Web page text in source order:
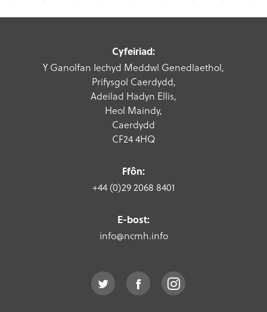
Cyfeiriad:
Y Ganolfan Iechyd Meddwl Genedlaethol,
Prifysgol Caerdydd,
Adeilad Hadyn Ellis,
Heol Maindy,
Caerdydd
CF24 4HQ
Ffôn:
+44 (0)29 2068 8401
E-bost:
info@ncmh.info